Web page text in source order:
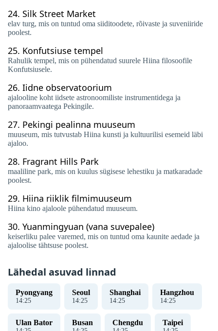
24. Silk Street Market
elav turg, mis on tuntud oma siiditoodete, rõivaste ja suveniiride
poolest.
25. Konfutsiuse tempel
Rahulik tempel, mis on pühendatud suurele Hiina filosoofile
Konfutsiusele.
26. Iidne observatoorium
ajalooline koht iidsete astronoomiliste instrumentidega ja
panoraamvaatega Pekingile.
27. Pekingi pealinna muuseum
muuseum, mis tutvustab Hiina kunsti ja kultuurilisi esemeid läbi
ajaloo.
28. Fragrant Hills Park
maaliline park, mis on kuulus sügisese lehestiku ja matkaradade
poolest.
29. Hiina riiklik filmimuuseum
Hiina kino ajaloole pühendatud muuseum.
30. Yuanmingyuan (vana suvepalee)
keiserliku palee varemed, mis on tuntud oma kaunite aedade ja
ajaloolise tähtsuse poolest.
Lähedal asuvad linnad
Pyongyang
14:26
Seoul
14:26
Shanghai
14:26
Hangzhou
14:26
Ulan Bator Busan Chengdu Taipei